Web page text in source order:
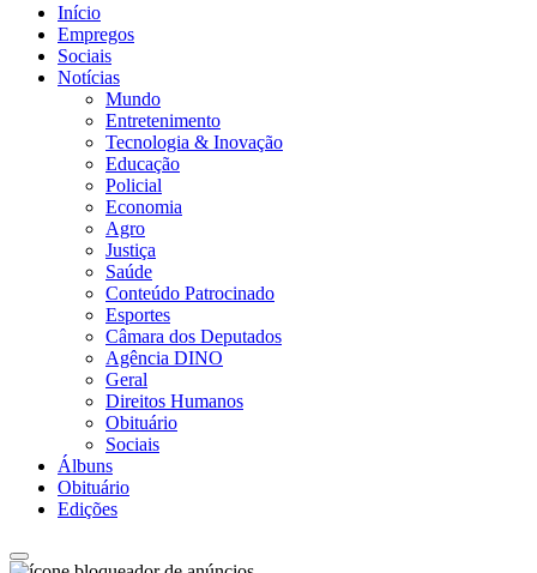
Início
Empregos
Sociais
Notícias
Mundo
Entretenimento
Tecnologia & Inovação
Educação
Policial
Economia
Agro
Justiça
Saúde
Conteúdo Patrocinado
Esportes
Câmara dos Deputados
Agência DINO
Geral
Direitos Humanos
Obituário
Sociais
Álbuns
Obituário
Edições